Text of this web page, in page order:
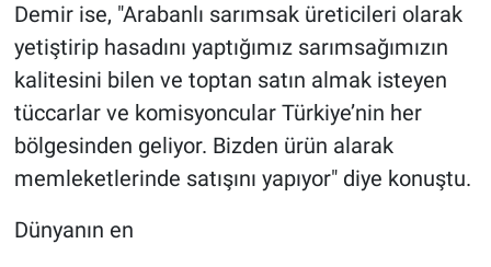
Demir ise, "Arabanlı sarımsak üreticileri olarak
yetiştirip hasadını yaptığımız sarımsağımızın
kalitesini bilen ve toptan satın almak isteyen
tüccarlar ve komisyoncular Türkiye’nin her
bölgesinden geliyor. Bizden ürün alarak
memleketlerinde satışını yapıyor" diye konuştu.
Dünyanın en